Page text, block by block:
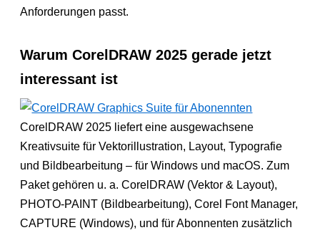
Anforderungen passt.
Warum CorelDRAW 2025 gerade jetzt
interessant ist
CorelDRAW 2025 liefert eine ausgewachsene
Kreativsuite für Vektorillustration, Layout, Typografie
und Bildbearbeitung – für Windows und macOS. Zum
Paket gehören u. a. CorelDRAW (Vektor & Layout),
PHOTO-PAINT (Bildbearbeitung), Corel Font Manager,
CAPTURE (Windows), und für Abonnenten zusätzlich